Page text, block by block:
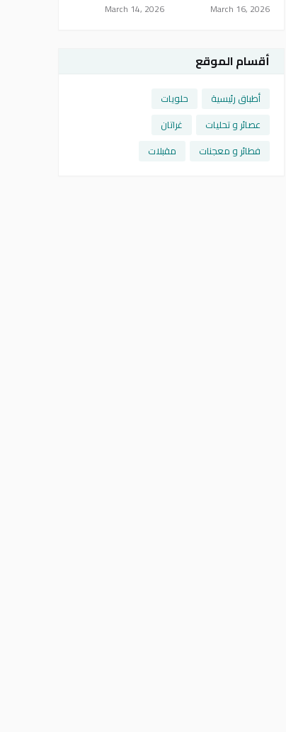
March 16, 2026
March 14, 2026
أقسام الموقع
أطباق رئيسية
حلويات
عصائر و تحليات
غراتان
فطائر و معجنات
مقبلات